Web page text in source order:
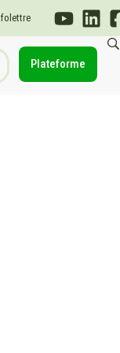
Plateforme